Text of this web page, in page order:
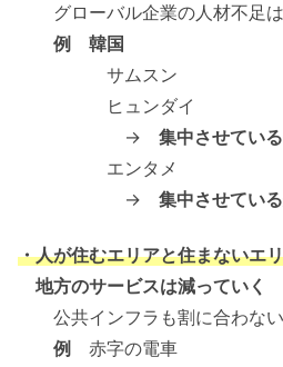
グローバル企業の人材不足は
例 韓国
サムスン
ヒュンダイ
→ 集中させてい
エンタメ
→ 集中させてい
・人が住むエリアと住まないエ
地方のサービスは減っていく
公共インフラも割に合わない
例
赤字の電車